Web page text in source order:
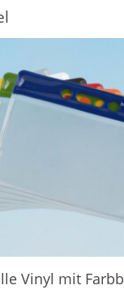
Vinyl mit